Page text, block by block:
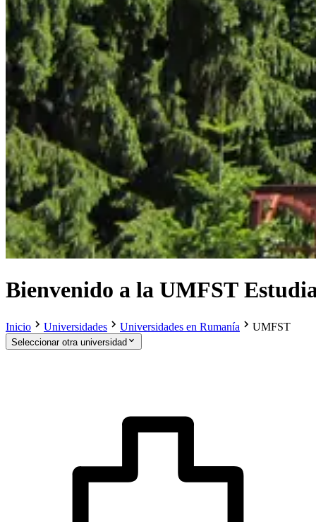
Bienvenido a la UMFST
Inicio Universidades Universidades en Rumanía UMFST
Seleccionar otra universidad